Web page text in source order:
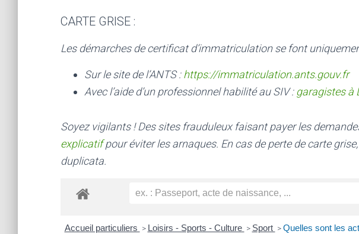
CARTE GRISE :
Les démarches de certificat d’immatriculation se font
Sur le site de l’ANTS :https://immatriculation.ants.gouv.fr
Avec l’aide d’un professionnel habilité au SIV : garagistes à
Soyez vigilants ! Des sites frauduleux faisant payer les
explicatifpour éviter les arnaques. En cas de perte de carte
duplicata.
Accueil particuliers > Loisirs - Sports - Culture > Sport > Quelles sont les